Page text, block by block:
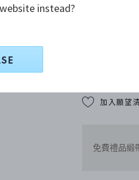
8月禮贈季
滿額15,000
加入願望
免費禮品緞
instead?